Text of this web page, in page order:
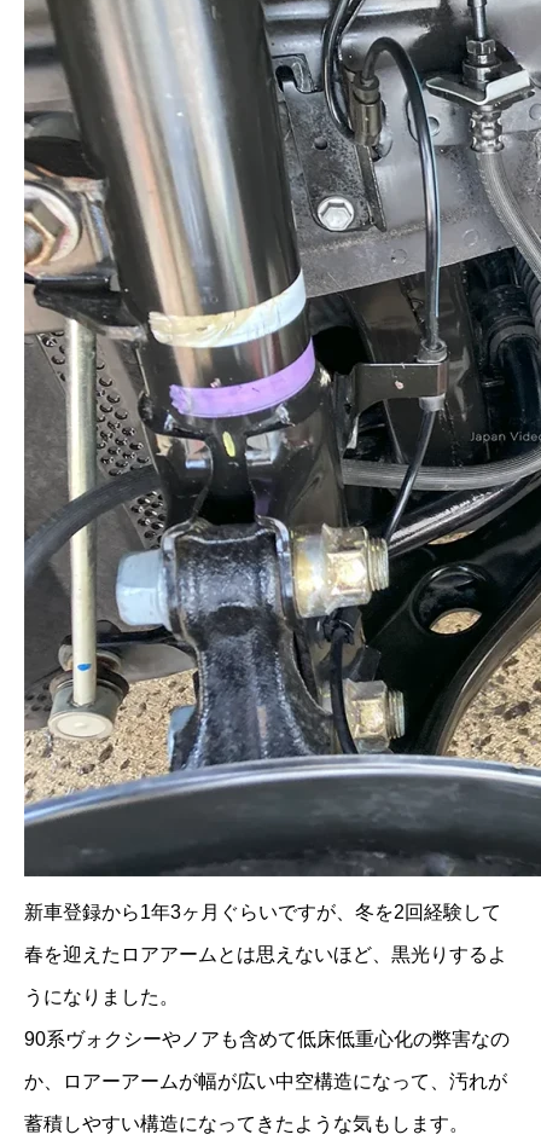
新車登録から1年3ヶ月ぐらいですが、冬を2回経験して
春を迎えたロアアームとは思えないほど、黒光りするよ
うになりました。
90系ヴォクシーやノアも含めて低床低重心化の弊害なの
か、ロアーアームが幅が広い中空構造になって、汚れが
蓄積しやすい構造になってきたような気もします。